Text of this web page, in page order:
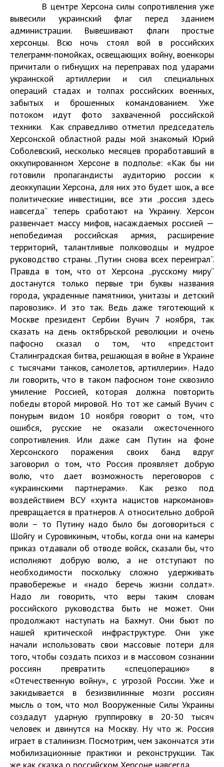
В центре Херсона силы сопротивления уже
вывесили украинский флаг перед зданием
администрации. Вывешивают флаги простые
херсонцы. Всю ночь стоял вой в российских
телеграмм-помойках, освещающих войну, военкоры
причитали о гибнущих на переправах под ударами
украинской артиллерии и сил специальных
операций стадах и толпах российских военных,
забытых и брошенных командованием. Уже
потоком идут фото захваченной российской
техники. Как справедливо отметил председатель
Херсонской областной рады мой знакомый Юрий
Соболевский, несколько месяцев проработавший в
оккупированном Херсоне в подполье: «Как бы ни
готовили пропагандисты аудиторию россии к
деоккупации Херсона, для них это будет шок, а все
политические инвестиции, все эти „россия здесь
навсегда“ теперь сработают на Украину. Херсон
развенчает массу мифов, насаждаемых россией —
непобедимая российская армия, расширение
территорий, талантливые полководцы и мудрое
руководство страны. „Путин снова всех переиграл“.
Правда в том, что от Херсона „русскому миру“
достанутся только первые три буквы названия
города, украденные памятники, унитазы и детский
паровозик». И это так. Ведь даже тяготеющий к
Москве президент Сербии Вучич 7 ноября, так
сказать на день октябрьской революции и очень
пафосно сказал о том, что «предстоит
Сталинградская битва, решающая в войне в Украине
с тысячами танков, самолетов, артиллерии». Надо
ли говорить, что в таком пафосном тоне сквозило
умиление Россией, которая должна повторить
победы второй мировой. Но тот же самый Вучич с
понурым видом 10 ноября говорит о том, что
ошибся, русские не оказали ожесточенного
сопротивления. Или даже сам Путин на фоне
Херсонского поражения своих банд вдруг
заговорил о том, что Россия проявляет добрую
волю, что дает возможность переговоров с
«украинскими партнерами». Как резко под
воздействием ВСУ «хунта нацистов наркоманов»
превращается в пратнеров. А относительно доброй
воли – то Путину надо было бы договориться с
Шойгу и Суровикиным, чтобы, когда они на камеры
приказ отдавали об отводе войск, сказали бы, что
исполняют добрую волю, а не отступают по
необходимости поскольку сложно удерживать
правобережье и «надо беречь жизни солдат».
Надо ли говорить, что веры таким словам
российского руководства быть не может. Они
продолжают наступать на Бахмут. Они бьют по
нашей критической инфраструктуре. Они уже
начали использовать свои массовые потери для
того, чтобы создать психоз и в массовом сознании
россиян превратить «спецоперацию» в
«Отечественную войну», с угрозой России. Уже и
закидывается в безизвилинные мозги россиян
мысль о том, что мол Вооруженные Силы Украины
создадут ударную группировку в 20-30 тысяч
человек и двинутся на Москву. Ну что ж. Россия
играет в сталинизм. Посмотрим, чем закончатся эти
мобилизационные практики и реконструкции. Так